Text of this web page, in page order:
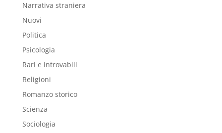
Narrativa straniera
Nuovi
Politica
Psicologia
Rari e introvabili
Religioni
Romanzo storico
Scienza
Sociologia